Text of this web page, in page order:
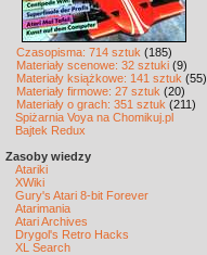
Czasopisma: 714 sztuk (185)
Materiały scenowe: 32 sztuki (9)
Materiały książkowe: 141 sztuk (55)
Materiały firmowe: 27 sztuk (20)
Materiały o grach: 351 sztuk (211)
Spiżarnia Voya na Chomikuj.pl
Bajtek Redux
Zasoby wiedzy
Atariki
XWiki
Gury's Atari 8-bit Forever
Atarimania
Atari Archives
Drygol's Retro Hacks
XL Search